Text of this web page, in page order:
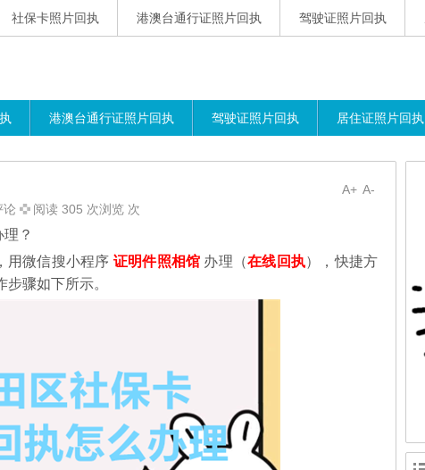
社保卡照片回执 港澳台通行证照片回执 驾驶证照片回执
港澳台通行证照片回执 驾驶证照片回执 居住证照片回执
A-
A+
论
阅读 305 次浏览 次
？
用微信搜小程序 证明件照相馆 办理（在线回执），快捷方
骤如下所示。